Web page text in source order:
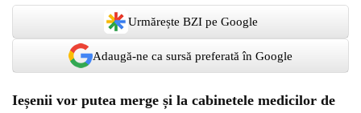
Urmărește BZI pe Google
Adaugă-ne ca sursă preferată în Google
Ieșenii vor putea merge și la cabinetele medicilor de